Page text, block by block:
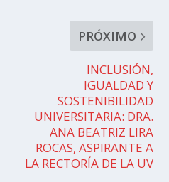
PRÓXIMO
INCLUSIÓN,
IGUALDAD Y
SOSTENIBILIDAD
UNIVERSITARIA: DRA.
ANA BEATRIZ LIRA
ROCAS, ASPIRANTE A
LA RECTORÍA DE LA UV